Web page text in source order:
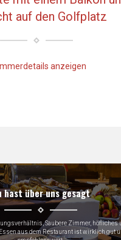
auf den Golfplatz
anzeigen
und
und